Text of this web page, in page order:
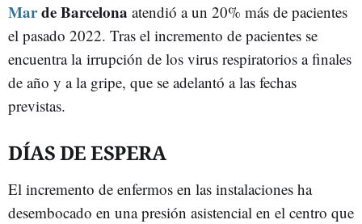
Marde Barcelona atendió a un 20% más de pacientes
el pasado 2022. Tras el incremento de pacientes se
encuentra la irrupción de los virus respiratorios a finales
de año y a la gripe, que se adelantó a las fechas
previstas.
DÍAS DE ESPERA
El incremento de enfermos en las instalaciones ha
desembocado en una presión asistencial en el centro que